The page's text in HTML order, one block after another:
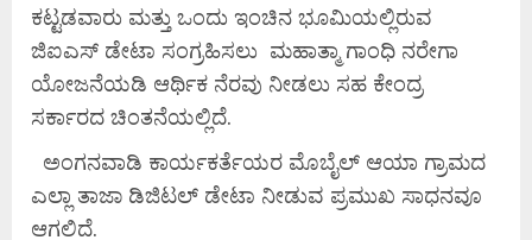
ಕಟ್ಟಡವಾರು ಮತ್ತು ಒಂದು ಇಂಚಿನ ಭೂಮಿಯಲ್ಲಿರುವ
ಜಿಐಎಸ್ ಡೇಟಾ ಸಂಗ್ರಹಿಸಲು ಮಹಾತ್ಮಾ ಗಾಂಧಿ ನರೇಗಾ
ಯೋಜನೆಯಡಿ ಆರ್ಥಿಕ ನೆರವು ನೀಡಲು ಸಹ ಕೇಂದ್ರ
ಸರ್ಕಾರದ ಚಿಂತನೆಯಲ್ಲಿದೆ.
ಅಂಗನವಾಡಿ ಕಾರ್ಯಕರ್ತೆಯರ ಮೊಬೈಲ್ ಆಯಾ ಗ್ರಾಮದ
ಎಲ್ಲಾ ತಾಜಾ ಡಿಜಿಟಲ್ ಡೇಟಾ ನೀಡುವ ಪ್ರಮುಖ ಸಾಧನವೂ
ಆಗಲಿದೆ.